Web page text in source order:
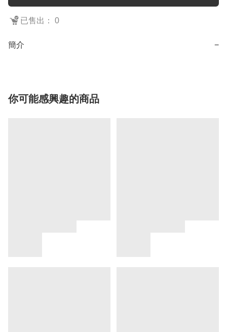
已售出： 0
簡介 −
你可能感興趣的商品